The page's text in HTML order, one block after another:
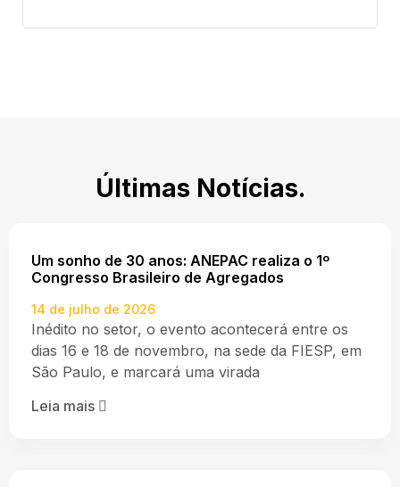
Últimas Notícias.
Um sonho de 30 anos: ANEPAC realiza o 1º
Congresso Brasileiro de Agregados
14 de julho de 2026
Inédito no setor, o evento acontecerá entre os
dias 16 e 18 de novembro, na sede da FIESP, em
São Paulo, e marcará uma virada
Leia mais